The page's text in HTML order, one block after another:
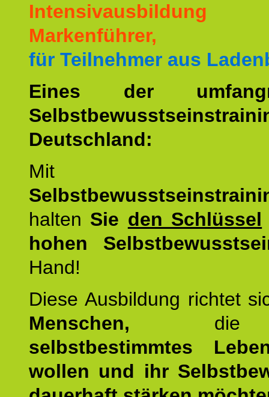
Markenführer,
für Teilnehmer aus
Eines der
Deutschland:
Mit
halten Sie den Schlüssel
hohen
Hand!
Diese Ausbildung richtet
Menschen,
selbstbestimmtes
wollen und ihr